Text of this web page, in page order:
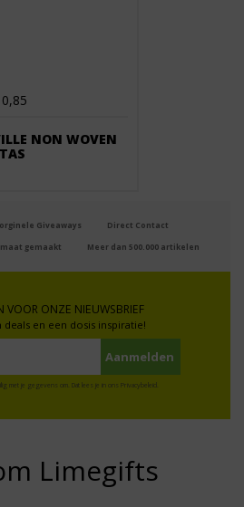
NON WOVEN
Giveaways Direct Contact
maat gemaakt Meer dan 500.000 artikelen
VOOR ONZE NIEUWSBRIEF
en een dosis inspiratie!
met je gegevens om. Dat lees je in ons Privacybeleid.
Limegifts